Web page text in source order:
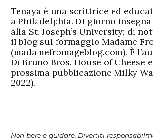
Tenaya è una scrittrice ed
a Philadelphia. Di giorno
alla St. Joseph’s University; di
il blog sul formaggio Madame
(madamefromageblog.com). È
Di Bruno Bros. House of Cheese
prossima pubblicazione Milky
2022).
Non bere e guidare. Divertiti